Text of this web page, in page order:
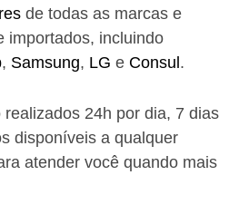
de todas as marcas e
importados, incluindo
, Samsung, LG e Consul .
24h por dia, 7 dias
disponíveis a qualquer
atender você quando mais